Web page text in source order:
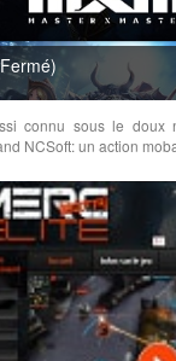
connu sous le doux
NCSoft: un action